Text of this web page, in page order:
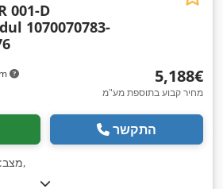
001-D
1070070783-
‏5,188 ‏€
מחיר קבוע בתוספת מע"מ
התקשר
מצב:,